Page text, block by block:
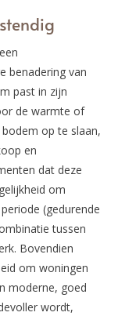
benadering van
past in zijn
de warmte of
op te slaan,
en
dat deze
om
(gedurende
tussen
Bovendien
om woningen
moderne, goed
wordt,